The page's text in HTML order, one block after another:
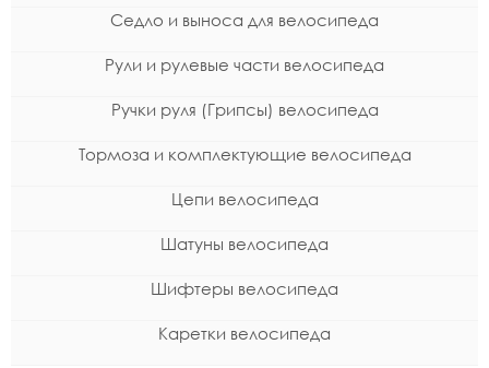
Седло и выноса для велосипеда
Рули и рулевые части велосипеда
Ручки руля (Грипсы) велосипеда
Тормоза и комплектующие велосипеда
Цепи велосипеда
Шатуны велосипеда
Шифтеры велосипеда
Каретки велосипеда